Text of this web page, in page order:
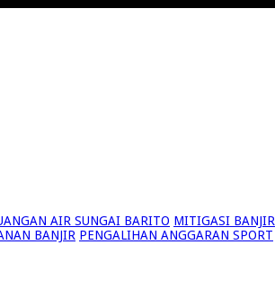
AIR SUNGAI BARITO MITIGASI BANJIR
BANJIR PENGALIHAN ANGGARAN SPORT